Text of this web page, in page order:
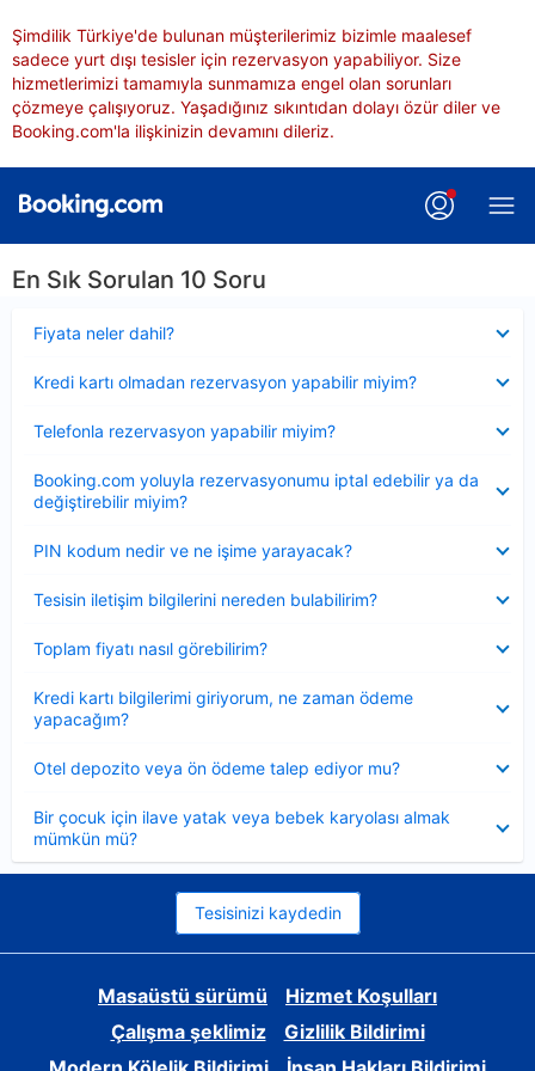
Şimdilik Türkiye'de bulunan müşterilerimiz bizimle maalesef
sadece yurt dışı tesisler için rezervasyon yapabiliyor. Size
hizmetlerimizi tamamıyla sunmamıza engel olan sorunları
çözmeye çalışıyoruz. Yaşadığınız sıkıntıdan dolayı özür diler ve
Booking.com'la ilişkinizin devamını dileriz.
En Sık Sorulan 10 Soru
Fiyata neler dahil?
Kredi kartı olmadan rezervasyon yapabilir miyim?
Telefonla rezervasyon yapabilir miyim?
Booking.com yoluyla rezervasyonumu iptal edebilir ya da
değiştirebilir miyim?
PIN kodum nedir ve ne işime yarayacak?
Tesisin iletişim bilgilerini nereden bulabilirim?
Toplam fiyatı nasıl görebilirim?
Kredi kartı bilgilerimi giriyorum, ne zaman ödeme
yapacağım?
Otel depozito veya ön ödeme talep ediyor mu?
Bir çocuk için ilave yatak veya bebek karyolası almak
mümkün mü?
Tesisinizi kaydedin
Masaüstü sürümü
Hizmet Koşulları
Çalışma şeklimiz
Gizlilik Bildirimi